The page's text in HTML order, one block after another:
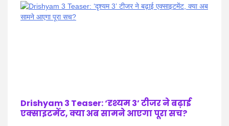
Drishyam 3 Teaser: ‘दृश्यम 3’ टीजर ने बढ़ाई
एक्साइटमेंट, क्या अब सामने आएगा पूरा सच?